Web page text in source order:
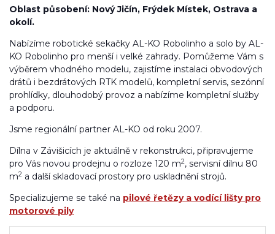
Oblast působení: Nový Jičín, Frýdek Místek, Ostrava a
okolí.
Nabízíme robotické sekačky AL-KO Robolinho a solo by AL-
KO Robolinho pro menší i velké zahrady. Pomůžeme Vám s
výběrem vhodného modelu, zajistíme instalaci obvodových
drátů i bezdrátových RTK modelů, kompletní servis, sezónní
prohlídky, dlouhodobý provoz a nabízíme kompletní služby
a podporu.
Jsme regionální partner AL-KO od roku 2007.
Dílna v Závišicích je aktuálně v rekonstrukci, připravujeme
pro Vás novou prodejnu o rozloze 120 m2, servisní dílnu 80
m2 a další skladovací prostory pro uskladnění strojů.
Specializujeme se také na pilové řetězy a vodící lišty pro
motorové pily